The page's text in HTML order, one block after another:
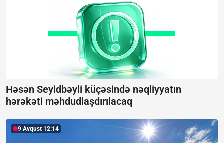
Həsən Seyidbəyli küçəsində nəqliyyatın
hərəkəti məhdudlaşdırılacaq
9 Avqust 12:14